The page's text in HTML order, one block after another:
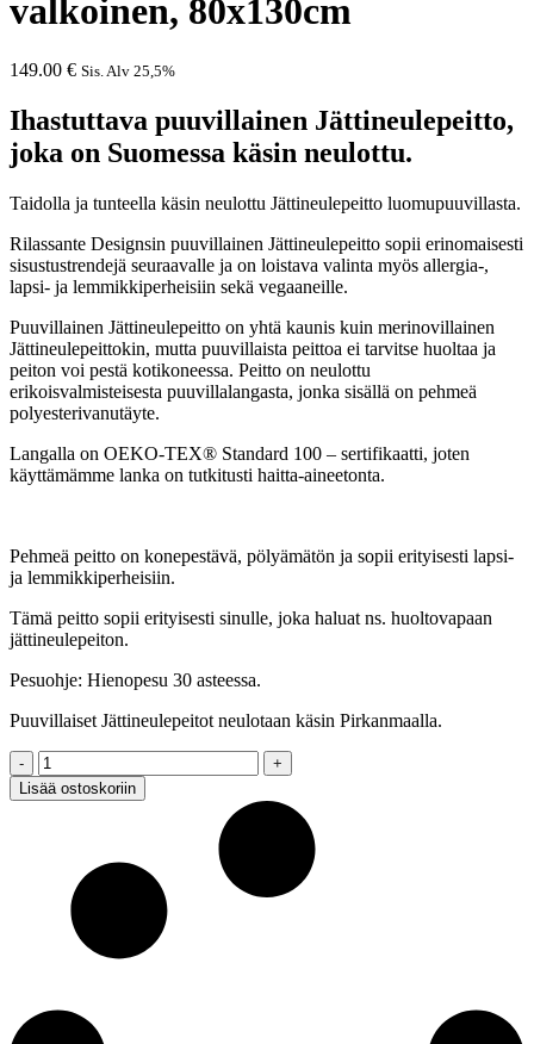
valkoinen, 80x130cm
149.00 € Sis. Alv 25,5%
Ihastuttava puuvillainen Jättineulepeitto,
joka on Suomessa käsin neulottu.
Taidolla ja tunteella käsin neulottu Jättineulepeitto luomupuuvillasta.
Rilassante Designsin puuvillainen Jättineulepeitto sopii erinomaisesti
sisustustrendejä seuraavalle ja on loistava valinta myös allergia-,
lapsi- ja lemmikkiperheisiin sekä vegaaneille.
Puuvillainen Jättineulepeitto on yhtä kaunis kuin merinovillainen
Jättineulepeittokin, mutta puuvillaista peittoa ei tarvitse huoltaa ja
peiton voi pestä kotikoneessa. Peitto on neulottu
erikoisvalmisteisesta puuvillalangasta, jonka sisällä on pehmeä
polyesterivanutäyte.
Langalla on OEKO-TEX® Standard 100 – sertifikaatti, joten
käyttämämme lanka on tutkitusti haitta-aineetonta.
Pehmeä peitto on konepestävä, pölyämätön ja sopii erityisesti lapsi-
ja lemmikkiperheisiin.
Tämä peitto sopii erityisesti sinulle, joka haluat ns. huoltovapaan
jättineulepeiton.
Pesuohje: Hienopesu 30 asteessa.
Puuvillaiset Jättineulepeitot neulotaan käsin Pirkanmaalla.
Jättineulepeitto,
PUUVILLA,
valkoinen,
Lisää ostoskoriin